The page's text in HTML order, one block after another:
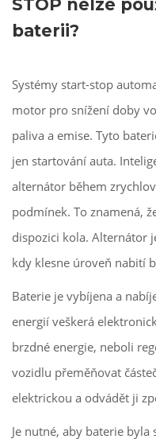
STOP nelze
baterii?
Systémy start-stop
motor pro snížení doby
paliva a emise. Tyto
jen startování auta.
alternátor během
podmínek. To znamená,
dispozici kola. Alternátor
kdy klesne úroveň nabití
Baterie je vybíjena a
energií veškerá
brzdné energie, neboli
vozidlu přeměňovat
elektrickou a odvádět ji
Je nutné, aby baterie